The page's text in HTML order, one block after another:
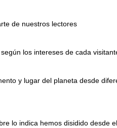
de nuestros lectores
los intereses de cada
y lugar del planeta desde
lo indica hemos disidido desde